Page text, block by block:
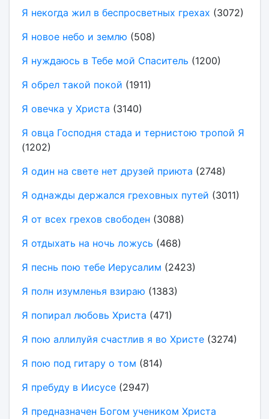
Я некогда жил в беспросветных грехах (3072)
Я новое небо и землю (508)
Я нуждаюсь в Тебе мой Спаситель (1200)
Я обрел такой покой (1911)
Я овечка у Христа (3140)
Я овца Господня стада и тернистою тропой Я
(1202)
Я один на свете нет друзей приюта (2748)
Я однажды держался греховных путей (3011)
Я от всех грехов свободен (3088)
Я отдыхать на ночь ложусь (468)
Я песнь пою тебе Иерусалим (2423)
Я полн изумленья взираю (1383)
Я попирал любовь Христа (471)
Я пою аллилуйя счастлив я во Христе(3274)
Я пою под гитару о том (814)
Я пребуду в Иисусе(2947)
Я предназначен Богом учеником Христа